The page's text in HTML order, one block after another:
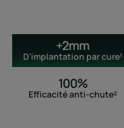
+2mm
D'implantation par cure¹
100%
Efficacité anti-chute²